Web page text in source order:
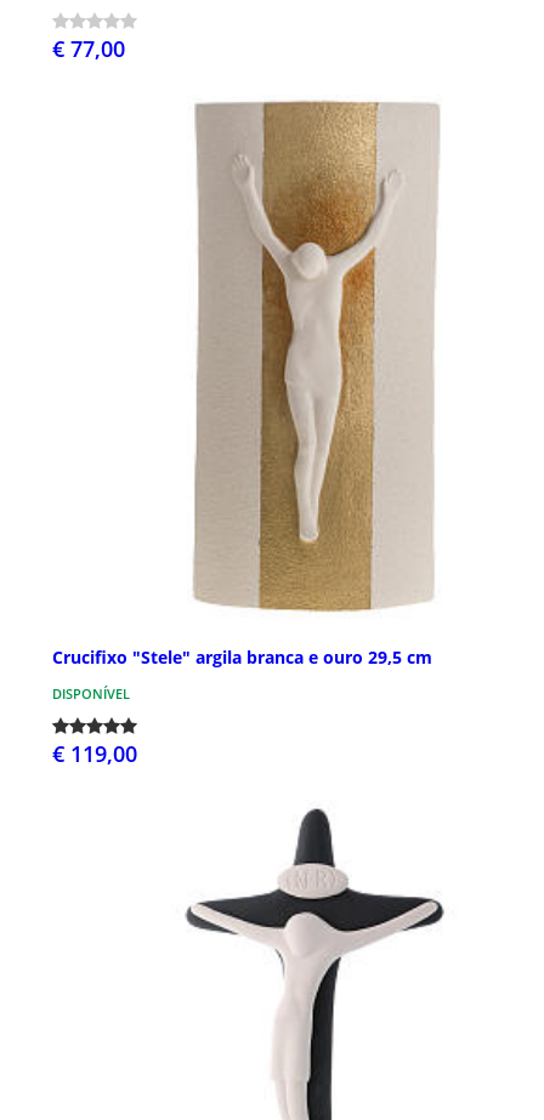
€ 77,00
Crucifixo "Stele" argila branca e ouro 29,5 cm
DISPONÍVEL
€ 119,00